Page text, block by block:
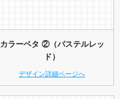
カラーベタ ②（パステルレッ
ド）
デザイン詳細ページへ